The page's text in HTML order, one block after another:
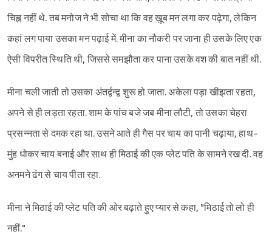
चिह्न नहीं थे. तब मनोज ने भी सोचा था कि वह ख़ूब मन लगा कर पढ़ेगा, लेकिन
कहां लग पाया उसका मन पढ़ाई में. मीना का नौकरी पर जाना ही उसके लिए एक
ऐसी विपरीत स्थिति थी, जिससे समझौता कर पाना उसके वश की बात नहीं थी.
मीना चली जाती तो उसका अंतर्द्वन्द्व शुरू हो जाता. अकेला पड़ा खीझता रहता,
अपने से ही लड़ता रहता. शाम के पांच बजे जब मीना लौटी, तो उसका चेहरा
प्रसन्नता से दमक रहा था. उसने आते ही गैस पर चाय का पानी चढ़ाया, हाथ-
मुंह धोकर चाय बनाई और साथ ही मिठाई की एक प्लेट पति के सामने रख दी. वह
अनमने ढंग से चाय पीता रहा.
मीना ने मिठाई की प्लेट पति की ओर बढ़ाते हुए प्यार से कहा, "मिठाई तो लो ही
नहीं."